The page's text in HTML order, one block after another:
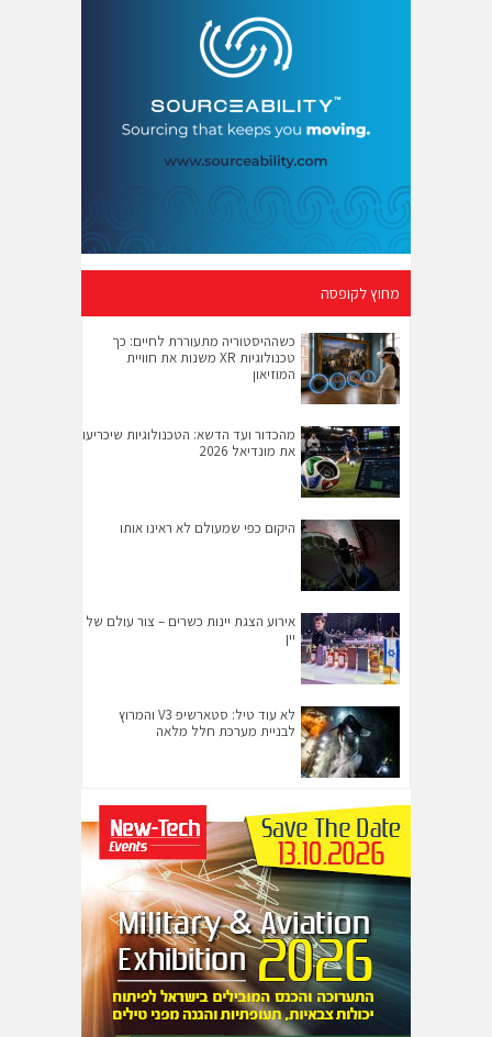
מחוץ לקופסה
כשההיסטוריה מתעוררת לחיים: כך
טכנולוגיות XR משנות את חוויית
המוזיאון
מהכדור ועד הדשא: הטכנולוגיות שיכריעו
את מונדיאל 2026
היקום כפי שמעולם לא ראינו אותו
אירוע הצגת יינות כשרים – צור עולם של
יין
לא עוד טיל: סטארשיפ V3 והמרוץ
לבניית מערכת חלל מלאה